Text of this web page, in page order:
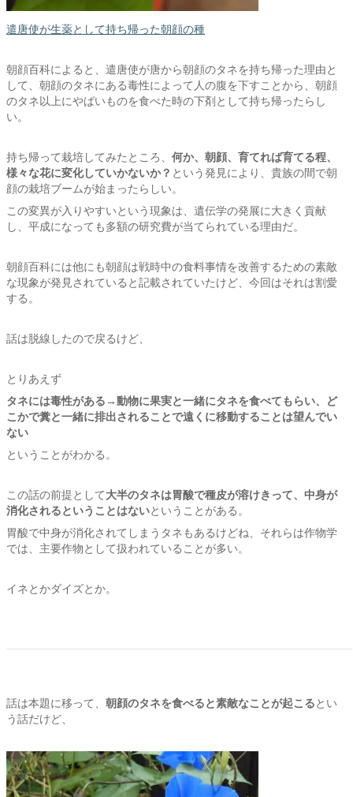
遣唐使が生薬として持ち帰った朝顔の種
朝顔百科によると、遣唐使が唐から朝顔のタネを持ち帰った理由と
して、朝顔のタネにある毒性によって人の腹を下すことから、朝顔
のタネ以上にやばいものを食べた時の下剤として持ち帰ったらし
い。
持ち帰って栽培してみたところ、 何か、朝顔、育てれば育てる程、
様々な花に変化していかないか？ という発見により、貴族の間で朝
顔の栽培ブームが始まったらしい。
この変異が入りやすいという現象は、遺伝学の発展に大きく貢献
し、平成になっても多額の研究費が当てられている理由だ。
朝顔百科には他にも朝顔は戦時中の食料事情を改善するための素敵
な現象が発見されていると記載されていたけど、今回はそれは割愛
する。
話は脱線したので戻るけど、
とりあえず
タネには毒性がある→動物に果実と一緒にタネを食べてもらい、ど
こかで糞と一緒に排出されることで遠くに移動することは望んでい
ない
ということがわかる。
この話の前提として大半のタネは胃酸で種皮が溶けきって、中身が
消化されるということはないということがある。
胃酸で中身が消化されてしまうタネもあるけどね、それらは作物学
では、主要作物として扱われていることが多い。
イネとかダイズとか。
話は本題に移って、 朝顔のタネを食べると素敵なことが起こるとい
う話だけど、